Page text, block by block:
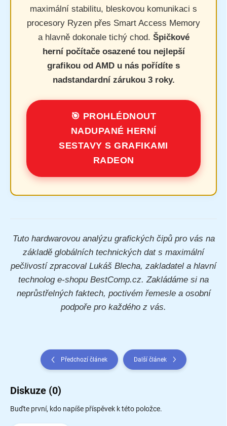
maximální stabilitu, bleskovou komunikaci s
procesory Ryzen přes Smart Access Memory
a hlavně dokonale tichý chod. Špičkové
herní počítače osazené tou nejlepší
grafikou od AMD u nás pořídíte s
nadstandardní zárukou 3 roky.
🎯 PROHLÉDNOUT
NADUPANÉ HERNÍ
SESTAVY S GRAFIKAMI
RADEON
Tuto hardwarovou analýzu grafických čipů pro vás na
základě globálních technických dat s maximální
pečlivostí zpracoval Lukáš Blecha, zakladatel a hlavní
technolog e-shopu BestComp.cz. Zakládáme si na
neprůstřelných faktech, poctivém řemesle a osobní
podpoře pro každého z vás.
Předchozí článek Další článek
Diskuze (0)
Buďte první, kdo napíše příspěvek k této položce.